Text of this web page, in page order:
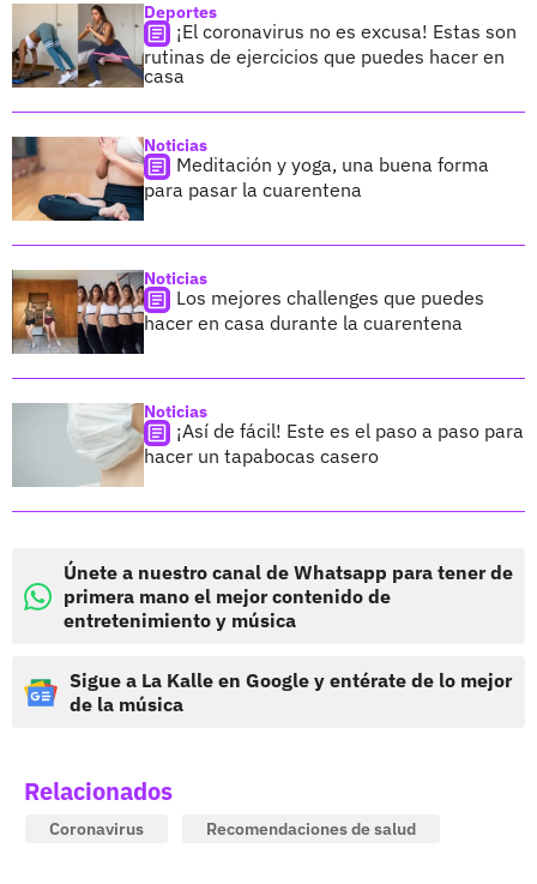
Deportes
¡El coronavirus no es excusa! Estas son
rutinas de ejercicios que puedes hacer en
casa
Noticias
Meditación y yoga, una buena forma
para pasar la cuarentena
Noticias
Los mejores challenges que puedes
hacer en casa durante la cuarentena
Noticias
¡Así de fácil! Este es el paso a paso para
hacer un tapabocas casero
Únete a nuestro canal de Whatsapp para tener de
primera mano el mejor contenido de
entretenimiento y música
Sigue a La Kalle en Google y entérate de lo mejor
de la música
Relacionados
Coronavirus Recomendaciones de salud